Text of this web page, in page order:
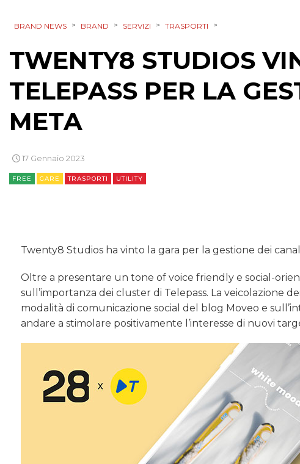
BRAND NEWS > BRAND > SERVIZI > TRASPORTI >
TWENTY8 STUDIOS
TELEPASS PER LA
META
17 Gennaio 2023
FREE GARE TRASPORTI UTILITY
Twenty8 Studios ha vinto la gara per la gestione dei
Oltre a presentare un tone of voice friendly e social-
sull’importanza dei cluster di Telepass. La veicolazione
modalità di comunicazione social del blog Moveo e
andare a stimolare positivamente l’interesse di nuovi